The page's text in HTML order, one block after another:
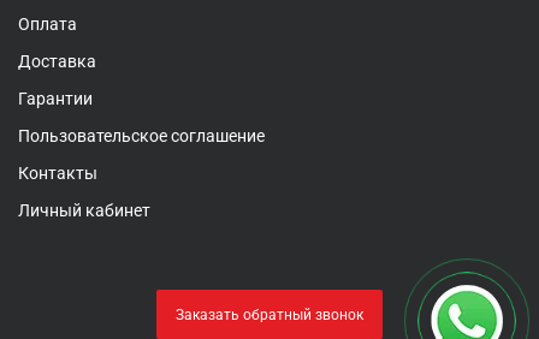
Оплата
Доставка
Гарантии
Пользовательское соглашение
Контакты
Личный кабинет
Заказать обратный звонок